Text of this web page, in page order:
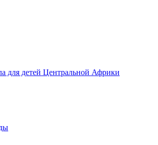
для детей Центральной Африки